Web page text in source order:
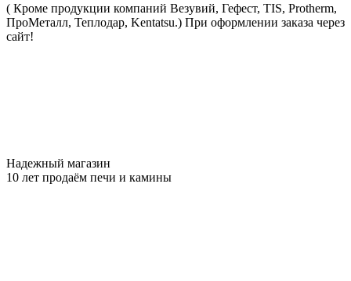
( Кроме продукции компаний Везувий, Гефест, TIS, Protherm,
ПроМеталл, Теплодар, Kentatsu.) При оформлении заказа через
сайт!
Надежный магазин
10 лет продаём печи и камины